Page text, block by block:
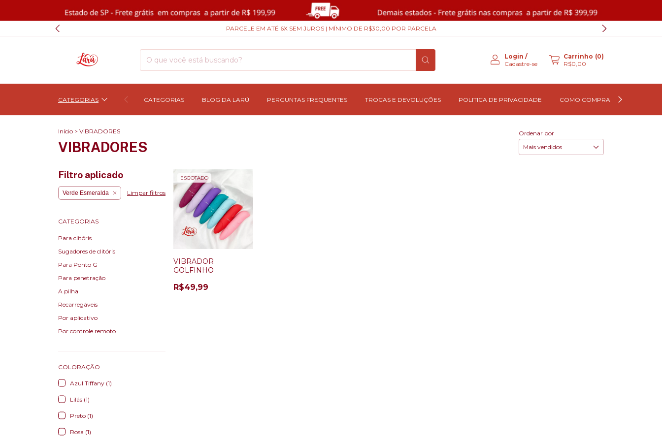
PARCELE EM ATÉ 6X SEM JUROS | MÍNIMO DE R$30,00 POR PARCELA
Login /
Cadastre-se
Carrinho (0)
R$0,00
CATEGORIAS CATEGORIAS BLOG DA LARÚ PERGUNTAS FREQUENTES TROCAS E DEVOLUÇÕES POLITICA DE PRIVACIDADE COMO COMPRAR
Início > VIBRADORES
VIBRADORES
Ordenar por
Filtro aplicado
Verde Esmeralda Limpar filtros
CATEGORIAS
Para clitóris
Sugadores de clitóris
Para Ponto G
Para penetração
A pilha
Recarregáveis
Por aplicativo
Por controle remoto
COLORAÇÃO
Azul Tiffany (1)
Lilás (1)
Preto (1)
Rosa (1)
ESGOTADO
VIBRADOR
GOLFINHO
R$49,99